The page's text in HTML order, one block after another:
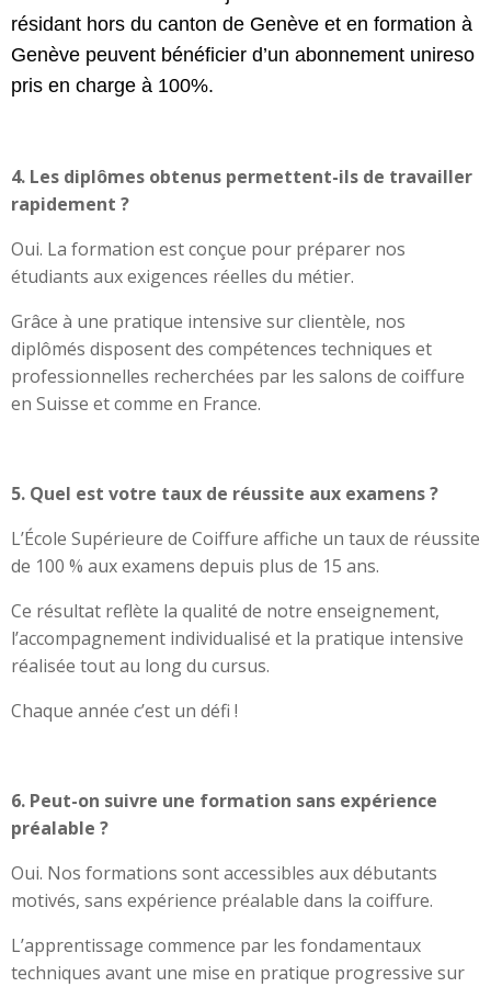
résidant hors du canton de Genève et en formation à
Genève peuvent bénéficier d’un abonnement unireso
pris en charge à 100%.
4. Les diplômes obtenus permettent-ils de travailler
rapidement ?
Oui. La formation est conçue pour préparer nos
étudiants aux exigences réelles du métier.
Grâce à une pratique intensive sur clientèle, nos
diplômés disposent des compétences techniques et
professionnelles recherchées par les salons de coiffure
en Suisse et comme en France.
5. Quel est votre taux de réussite aux examens ?
L’École Supérieure de Coiffure affiche un taux de réussite
de 100 % aux examens depuis plus de 15 ans.
Ce résultat reflète la qualité de notre enseignement,
l’accompagnement individualisé et la pratique intensive
réalisée tout au long du cursus.
Chaque année c’est un défi !
6. Peut-on suivre une formation sans expérience
préalable ?
Oui. Nos formations sont accessibles aux débutants
motivés, sans expérience préalable dans la coiffure.
L’apprentissage commence par les fondamentaux
techniques avant une mise en pratique progressive sur